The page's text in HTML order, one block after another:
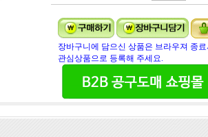
장바구니에 담으신 상품은 브라우져 종
관심상품으로 등록해 주세요.